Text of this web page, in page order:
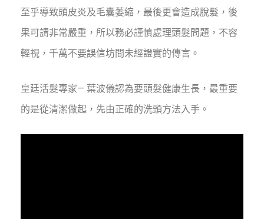
至乎導致頭皮炎及毛囊萎縮，最後更會造成脫髮，後
果可謂非常嚴重，所以務必謹慎處理頭髮問題，不容
輕視，千萬不要誤信坊間未經證實的傳言。
皇廷活髮專家— 葉波儀認為要頭髮健康生長，最重要
的是從清潔做起，先由正確的洗頭方法入手。